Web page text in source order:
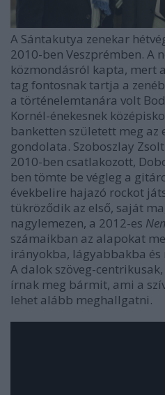
A Sántakutya zenekar
2010-ben Veszprémben. A
közmondásról kapta, mert
tag fontosnak tartja a
a történelemtanára volt
Kornél-énekesnek
banketten született meg az
gondolata. Szoboszlay
2010-ben csatlakozott,
ben tömte be végleg a
évekbelire hajazó rockot
tükröződik az első, saját
nagylemezen, a 2012-es
számaikban az alapokat
irányokba, lágyabbakba
A dalok szöveg-
írnak meg bármit, ami a
lehet alább meghallgatni.